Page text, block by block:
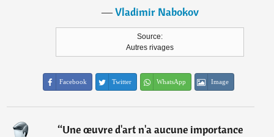
―Vladimir Nabokov
Source:
Autres rivages
Facebook Twitter WhatsApp Image
“Une œuvre d'art n'a aucune importance